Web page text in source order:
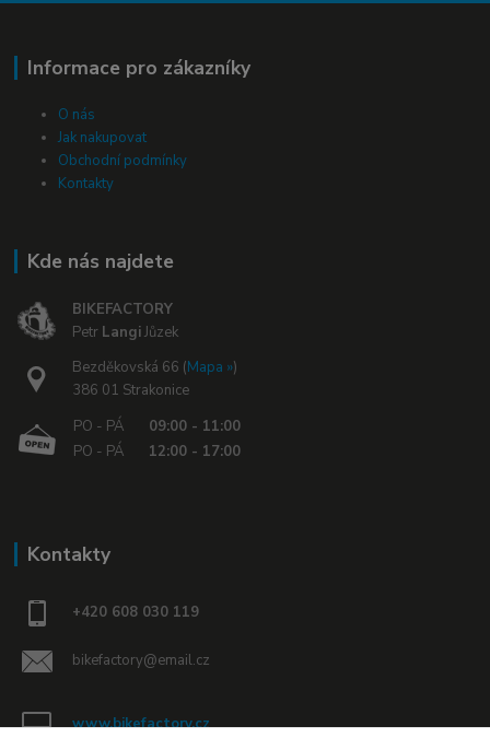
Informace pro zákazníky
O nás
Jak nakupovat
Obchodní podmínky
Kontakty
Kde nás najdete
BIKEFACTORY
Petr LangiJůzek
Bezděkovská 66 (Mapa »)
386 01 Strakonice
PO - PÁ
09:00 - 11:00
PO - PÁ
12:00 - 17:00
Kontakty
+420 608 030 119
bikefactory@email.cz
www.bikefactory.cz